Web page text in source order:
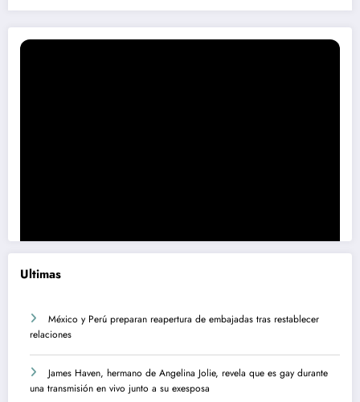
Ultimas
México y Perú preparan reapertura de embajadas tras restablecer
relaciones
James Haven, hermano de Angelina Jolie, revela que es gay durante
una transmisión en vivo junto a su exesposa